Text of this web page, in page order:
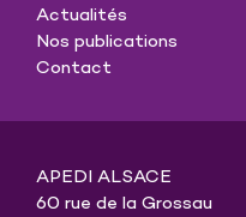
Actualités
Nos publications
Contact
APEDI ALSACE
60 rue de la Grossau